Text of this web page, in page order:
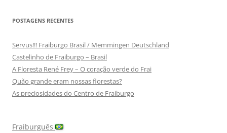
POSTAGENS RECENTES
Servus!!! Fraiburgo Brasil / Memmingen Deutschland
Castelinho de Fraiburgo – Brasil
A Floresta René Frey – O coração verde do Frai
Quão grande eram nossas florestas?
As preciosidades do Centro de Fraiburgo
Fraiburguês